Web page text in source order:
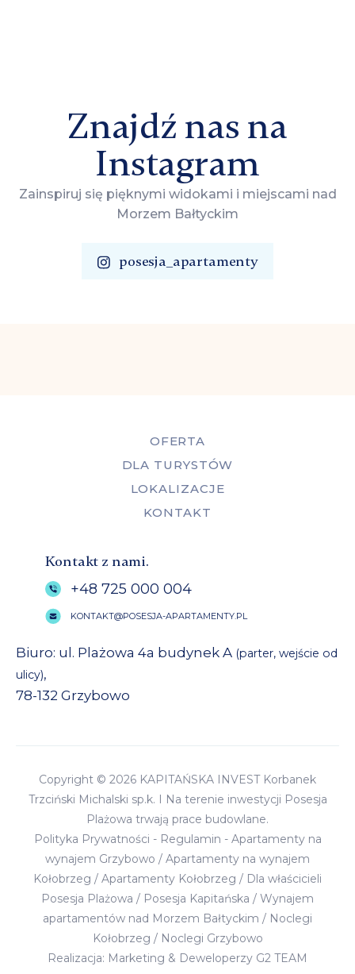
Znajdź nas na
Instagram
Zainspiruj się pięknymi widokami i miejscami nad
Morzem Bałtyckim
posesja_apartamenty
OFERTA
DLA TURYSTÓW
LOKALIZACJE
KONTAKT
Kontakt z nami.
+48 725 000 004
KONTAKT@POSESJA-APARTAMENTY.PL
Biuro: ul. Plażowa 4a budynek A (parter, wejście od
ulicy),
78-132 Grzybowo
Copyright © 2026 KAPITAŃSKA INVEST Korbanek
Trzciński Michalski sp.k. I Na terenie inwestycji Posesja
Plażowa trwają prace budowlane.
Polityka Prywatności - Regulamin - Apartamenty na
wynajem Grzybowo / Apartamenty na wynajem
Kołobrzeg / Apartamenty Kołobrzeg / Dla właścicieli
Posesja Plażowa / Posesja Kapitańska / Wynajem
apartamentów nad Morzem Bałtyckim / Noclegi
Kołobrzeg / Noclegi Grzybowo
Realizacja: Marketing & Deweloperzy G2 TEAM